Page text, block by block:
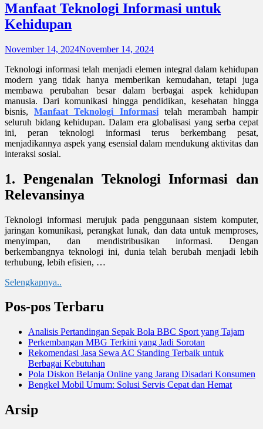
Manfaat Teknologi Informasi untuk
Kehidupan
November 14, 2024November 14, 2024
Teknologi informasi telah menjadi elemen integral dalam kehidupan
modern yang tidak hanya memberikan kemudahan, tetapi juga
membawa perubahan besar dalam berbagai aspek kehidupan
manusia. Dari komunikasi hingga pendidikan, kesehatan hingga
bisnis,Manfaat Teknologi Informasitelah merambah hampir
seluruh bidang kehidupan. Dalam era globalisasi yang serba cepat
ini, peran teknologi informasi terus berkembang pesat,
menjadikannya aspek yang esensial dalam mendukung aktivitas dan
interaksi sosial.
1. Pengenalan Teknologi Informasi dan
Relevansinya
Teknologi informasi merujuk pada penggunaan sistem komputer,
jaringan komunikasi, perangkat lunak, dan data untuk memproses,
menyimpan, dan mendistribusikan informasi. Dengan
berkembangnya teknologi ini, dunia telah berubah menjadi lebih
terhubung, lebih efisien, …
Selengkapnya..
Pos-pos Terbaru
Analisis Pertandingan Sepak Bola BBC Sport yang Tajam
Perkembangan MBG Terkini yang Jadi Sorotan
Rekomendasi Jasa Sewa AC Standing Terbaik untuk
Berbagai Kebutuhan
Pola Diskon Belanja Online yang Jarang Disadari Konsumen
Bengkel Mobil Umum: Solusi Servis Cepat dan Hemat
Arsip